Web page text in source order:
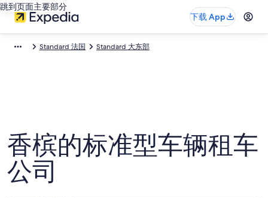
跳到页面主要部分
下载 App
Standard 法国 Standard 大东部
香槟的标准型车辆租车
公司